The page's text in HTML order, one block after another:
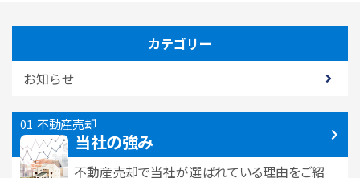
カテゴリー
お知らせ
不動産売却
当社の強み
不動産売却で当社が選ばれている理由をご紹